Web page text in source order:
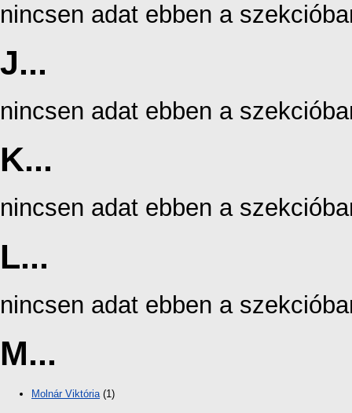
nincsen adat ebben a
J...
nincsen adat ebben a
K...
nincsen adat ebben a
L...
nincsen adat ebben a
M...
Molnár Viktória (1)